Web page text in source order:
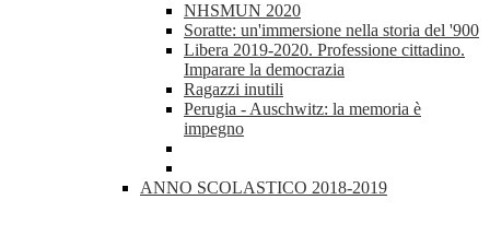
NHSMUN 2020
Soratte: un'immersione nella storia del '900
Libera 2019-2020. Professione cittadino.
Imparare la democrazia
Ragazzi inutili
Perugia - Auschwitz: la memoria è
impegno
ANNO SCOLASTICO 2018-2019